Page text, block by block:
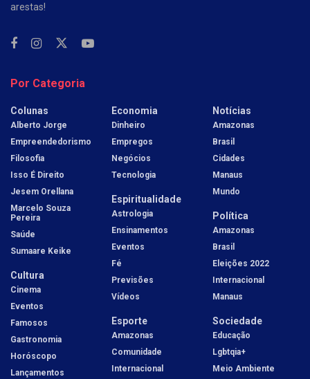
arestas!
Por Categoria
Colunas
Alberto Jorge
Empreendedorismo
Filosofia
Isso É Direito
Jesem Orellana
Marcelo Souza
Pereira
Saúde
Sumaare Keike
Cultura
Cinema
Eventos
Famosos
Gastronomia
Horóscopo
Lançamentos
Economia
Dinheiro
Empregos
Negócios
Tecnologia
Espiritualidade
Astrologia
Ensinamentos
Eventos
Fé
Previsões
Vídeos
Esporte
Amazonas
Comunidade
Internacional
Notícias
Amazonas
Brasil
Cidades
Manaus
Mundo
Política
Amazonas
Brasil
Eleições 2022
Internacional
Manaus
Sociedade
Educação
Lgbtqia+
Meio Ambiente